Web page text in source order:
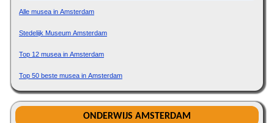
Alle musea in Amsterdam
Stedelijk Museum Amsterdam
Top 12 musea in Amsterdam
Top 50 beste musea in Amsterdam
ONDERWIJS AMSTERDAM